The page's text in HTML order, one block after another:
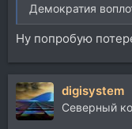
Демократия
Ну попробую
digisystem
Северный